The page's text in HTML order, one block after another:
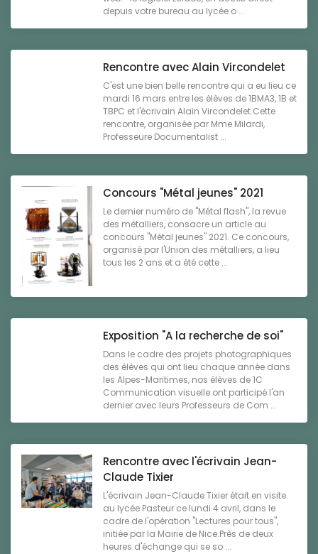
depuis votre bureau au lycée o ...
Rencontre avec Alain Vircondelet
C'est une bien belle rencontre qui a eu lieu ce
mardi 16 mars entre les élèves de 1BMA3, 1B et
TBPC et l'écrivain Alain Vircondelet.Cette
rencontre, organisée par Mme Milardi,
Professeure Documentalist ...
Concours "Métal jeunes" 2021
Le dernier numéro de "Métal flash", la revue
des métalliers, consacre un article au
concours "Métal jeunes" 2021. Ce concours,
organisé par l'Union des métalliers, a lieu
tous les 2 ans et a été cette ...
Exposition "A la recherche de soi"
Dans le cadre des projets photographiques
des élèves qui ont lieu chaque année dans
les Alpes-Maritimes, nos élèves de 1C
Communication visuelle ont participé l'an
dernier avec leurs Professeurs de Com ...
Rencontre avec l'écrivain Jean-
Claude Tixier
L'écrivain Jean-Claude Tixier était en visite
au lycée Pasteur ce lundi 4 avril, dans le
cadre de l'opération "Lectures pour tous",
initiée par la Mairie de Nice.Près de deux
heures d'échange qui se so ...